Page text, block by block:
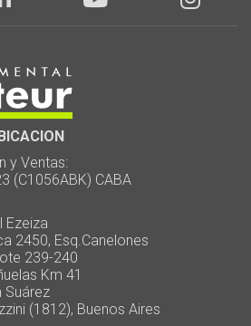
y Ventas:
CABA
2450, Esq.Canelones
239-240
Km 41
(1812), Buenos Aires